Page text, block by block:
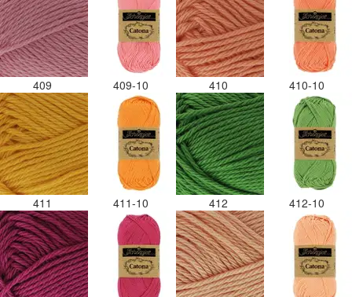
409 409-10 410 410-10
411 411-10 412 412-10